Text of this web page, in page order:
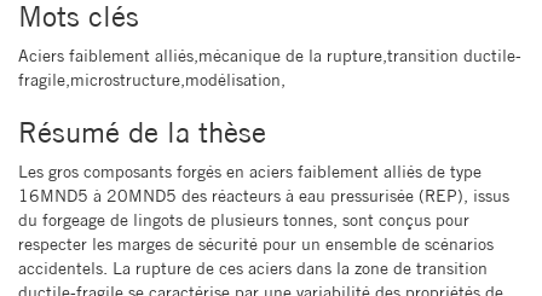
Mots clés
Aciers faiblement alliés,mécanique de la rupture,transition ductile-
fragile,microstructure,modélisation,
Résumé de la thèse
Les gros composants forgés en aciers faiblement alliés de type
16MND5 à 20MND5 des réacteurs à eau pressurisée (REP), issus
du forgeage de lingots de plusieurs tonnes, sont conçus pour
respecter les marges de sécurité pour un ensemble de scénarios
accidentels. La rupture de ces aciers dans la zone de transition